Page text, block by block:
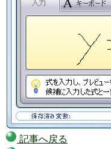
記事へ戻る